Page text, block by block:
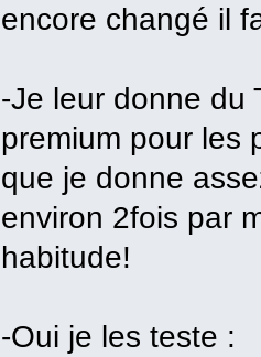
encore changé il
-Je leur donne du
premium pour les
que je donne
environ 2fois par
habitude!
-Oui je les teste :